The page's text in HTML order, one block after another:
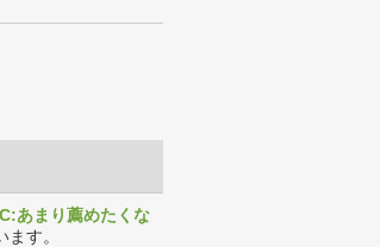
C:あまり薦めたくな
す。